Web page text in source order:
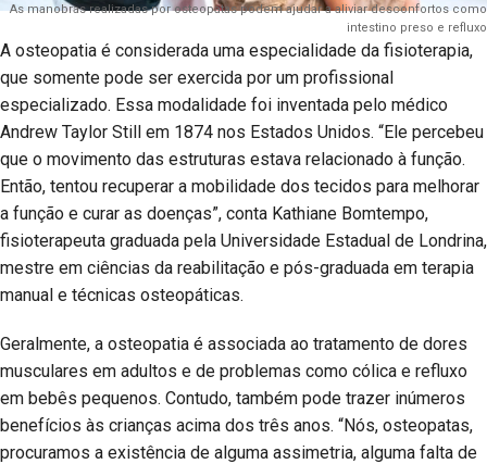
As manobras realizadas por osteopatas podem ajudar a aliviar desconfortos como
intestino preso e refluxo
A osteopatia é considerada uma especialidade da fisioterapia,
que somente pode ser exercida por um profissional
especializado. Essa modalidade foi inventada pelo médico
Andrew Taylor Still em 1874 nos Estados Unidos. “Ele percebeu
que o movimento das estruturas estava relacionado à função.
Então, tentou recuperar a mobilidade dos tecidos para melhorar
a função e curar as doenças”, conta Kathiane Bomtempo,
fisioterapeuta graduada pela Universidade Estadual de Londrina,
mestre em ciências da reabilitação e pós-graduada em terapia
manual e técnicas osteopáticas.
Geralmente, a osteopatia é associada ao tratamento de dores
musculares em adultos e de problemas como cólica e refluxo
em bebês pequenos. Contudo, também pode trazer inúmeros
benefícios às crianças acima dos três anos. “Nós, osteopatas,
procuramos a existência de alguma assimetria, alguma falta de